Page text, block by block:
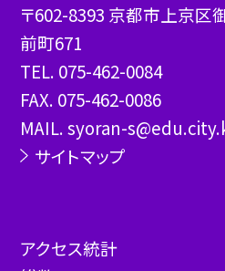
〒602-8393 京都市上京区
前町671
TEL. 075-462-0084
FAX. 075-462-0086
MAIL. syoran-
サイトマップ
アクセス統計